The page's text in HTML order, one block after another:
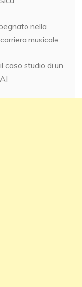
nella
musicale
caso studio di un